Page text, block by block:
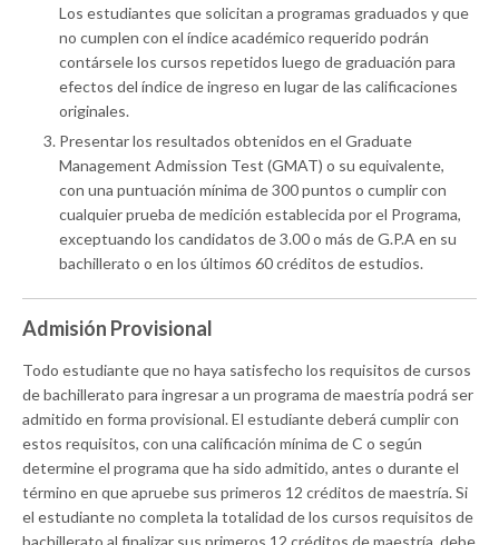
Los estudiantes que solicitan a programas graduados y que
no cumplen con el índice académico requerido podrán
contársele los cursos repetidos luego de graduación para
efectos del índice de ingreso en lugar de las calificaciones
originales.
Presentar los resultados obtenidos en el Graduate
Management Admission Test (GMAT) o su equivalente,
con una puntuación mínima de 300 puntos o cumplir con
cualquier prueba de medición establecida por el Programa,
exceptuando los candidatos de 3.00 o más de G.P.A en su
bachillerato o en los últimos 60 créditos de estudios.
Admisión Provisional
Todo estudiante que no haya satisfecho los requisitos de cursos
de bachillerato para ingresar a un programa de maestría podrá ser
admitido en forma provisional. El estudiante deberá cumplir con
estos requisitos, con una calificación mínima de C o según
determine el programa que ha sido admitido, antes o durante el
término en que apruebe sus primeros 12 créditos de maestría. Si
el estudiante no completa la totalidad de los cursos requisitos de